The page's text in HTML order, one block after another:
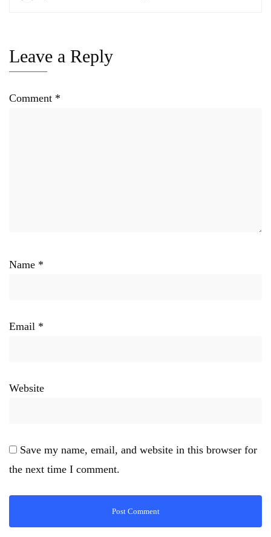
Leave a Reply
Comment *
Name *
Email *
Website
Save my name, email, and website in this browser for
the next time I comment.